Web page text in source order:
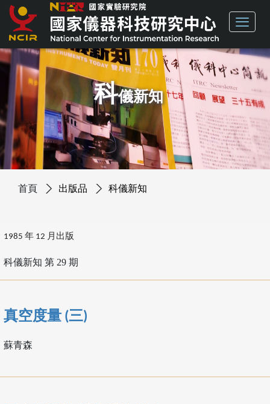
科儀新知
首頁 出版品 科儀新知
1985 年 12 月出版
科儀新知 第 29 期
真空度量 (三)
蘇青森